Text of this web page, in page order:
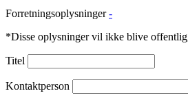
Forretningsoplysninger -
*Disse oplysninger vil ikke blive
Titel
Kontaktperson